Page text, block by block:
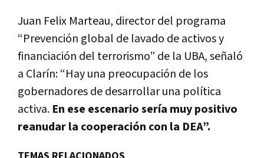
Juan Felix Marteau, director del programa
“Prevención global de lavado de activos y
financiación del terrorismo” de la UBA, señaló
a Clarín: “Hay una preocupación de los
gobernadores de desarrollar una política
activa. En ese escenario sería muy positivo
reanudar la cooperación con la DEA”.